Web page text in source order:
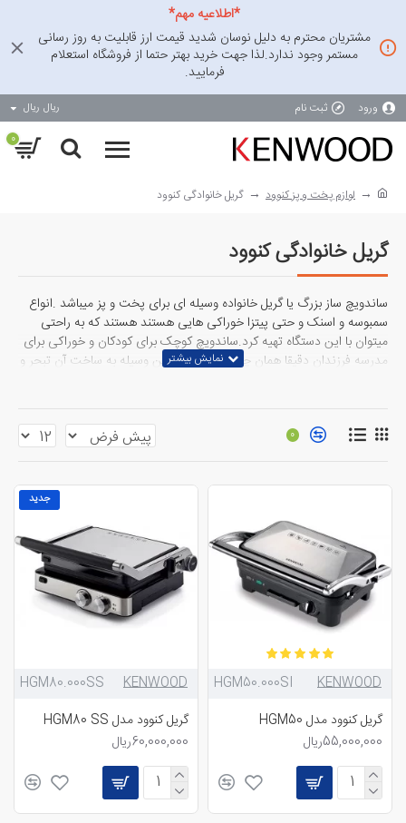
*اطلاعیه مهم*
مشتریان محترم به دلیل نوسان شدید قیمت ارز قابلیت به روز رسانی
مستمر وجود ندارد.لذا جهت خرید بهتر حتما از فروشگاه استعلام
فرمایید.
ورود ثبت نام ریال ریال
0
لوازم پخت و پز کنوود گریل خانوادگی کنوود
گریل خانوادگی کنوود
ساندویچ ساز بزرگ یا گریل خانواده وسیله ای برای پخت و پز میباشد .انواع
سمبوسه و اسنک و حتی پیتزا خوراکی هایی هستند هستند که به راحتی
میتوان با این دستگاه تهیه کرد.ساندویچ کوچک برای کودکان و خوراکی برای
مدرسه فرزندان دقیقا همان چیزی هست که این وسیله به ساخت آن تبحر و
0
KENWOOD
‎HGM50.000SI
گریل کنوود مدل HGM50
55,000,000ریال
جدید
KENWOOD
HGM80.000SS
گریل کنوود مدل HGM80 SS
60,000,000ریال